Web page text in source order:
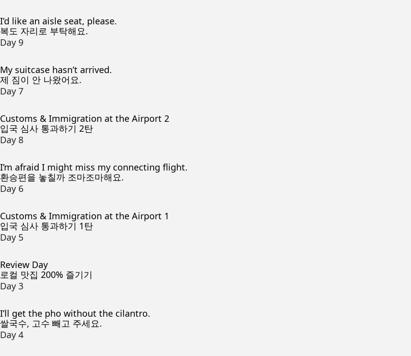
I’d like an aisle seat, please.
복도 자리로 부탁해요.
Day 9
My suitcase hasn’t arrived.
제 짐이 안 나왔어요.
Day 7
Customs & Immigration at the Airport 2
입국 심사 통과하기 2탄
Day 8
I’m afraid I might miss my connecting flight.
환승편을 놓칠까 조마조마해요.
Day 6
Customs & Immigration at the Airport 1
입국 심사 통과하기 1탄
Day 5
Review Day
로컬 맛집 200% 즐기기
Day 3
I’ll get the pho without the cilantro.
쌀국수, 고수 빼고 주세요.
Day 4